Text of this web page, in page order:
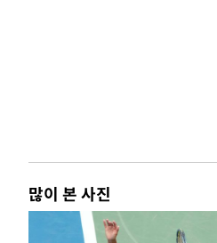
많이 본 사진